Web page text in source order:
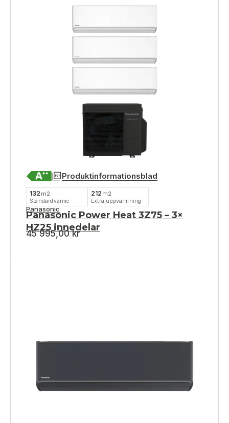
Produktinformationsblad
132 m2
Standardvärme
212 m2
Extra uppvärmning
Panasonic
Panasonic Power Heat 3Z75 – 3×
HZ25 innedelar
45 995,00kr